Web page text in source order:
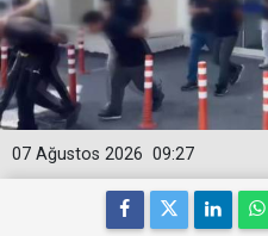
09:27
07 Ağustos 2026